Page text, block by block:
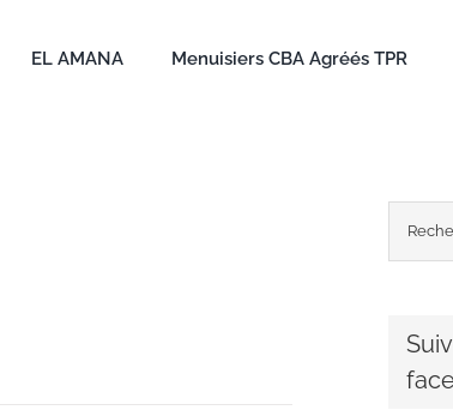
EL AMANA Menuisiers CBA Agréés TPR